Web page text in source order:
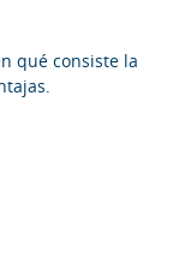
qué consiste la